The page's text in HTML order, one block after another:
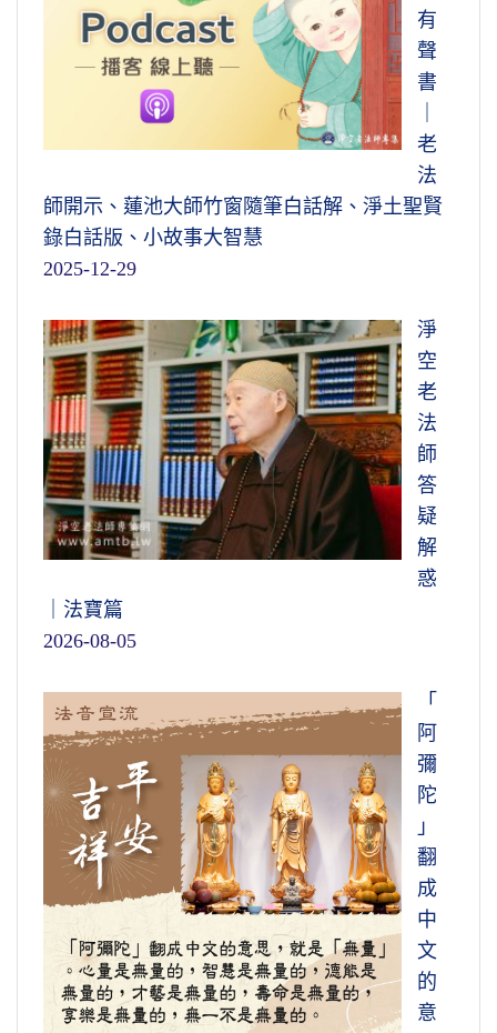
有
聲
書
老
法
師開示、蓮池大師竹窗隨筆白話解、淨土聖賢
錄白話版、小故事大智慧
2025-12-29
淨
空
老
法
師
答
疑
解
惑
｜法寶篇
2026-08-05
「
阿
彌
陀
」
翻
成
中
文
的
意